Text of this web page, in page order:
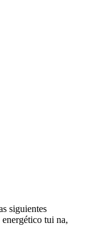
siguientes
tui na,